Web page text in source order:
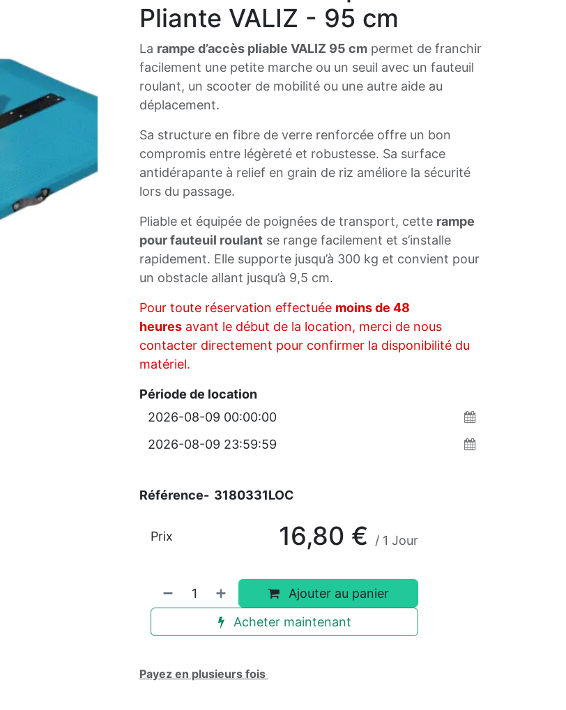
Pliante VALIZ - 95 cm
La rampe d’accès pliable VALIZ 95 cm permet de franchir
facilement une petite marche ou un seuil avec un fauteuil
roulant, un scooter de mobilité ou une autre aide au
déplacement.
Sa structure en fibre de verre renforcée offre un bon
compromis entre légèreté et robustesse. Sa surface
antidérapante à relief en grain de riz améliore la sécurité
lors du passage.
Pliable et équipée de poignées de transport, cette rampe
pour fauteuil roulant se range facilement et s’installe
rapidement. Elle supporte jusqu’à 300 kg et convient pour
un obstacle allant jusqu’à 9,5 cm.
Pour toute réservation effectuée moins de 48
heures avant le début de la location, merci de nous
contacter directement pour confirmer la disponibilité du
matériel.
Période de location
Référence- 3180331LOC
Ajouter au panier
Acheter maintenant
Prix 16,80 € / 1 Jour
Payez en plusieurs fois